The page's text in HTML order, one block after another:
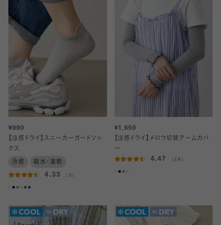
¥990
【涼感ドライ】スニーカーガードソッ
クス
冷感 吸水・速乾
4.33 （3）
¥1,650
【涼感ドライ】メロウ切替アームカバ
ー
4.47 （19）